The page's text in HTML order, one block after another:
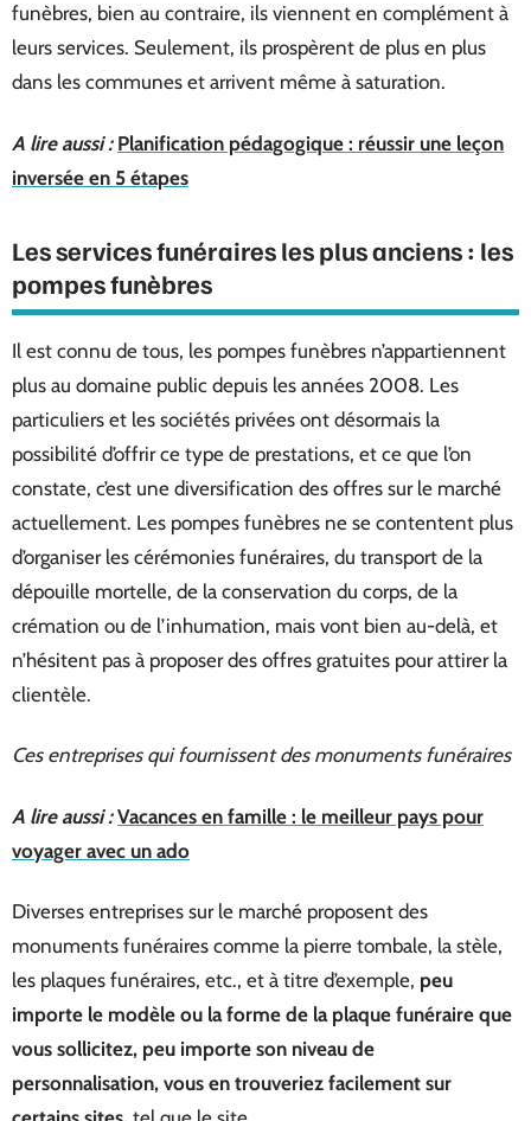
funèbres, bien au contraire, ils viennent en complément à
leurs services. Seulement, ils prospèrent de plus en plus
dans les communes et arrivent même à saturation.
A lire aussi : Planification pédagogique : réussir une leçon
inversée en 5 étapes
Les services funéraires les plus anciens : les
pompes funèbres
Il est connu de tous, les pompes funèbres n’appartiennent
plus au domaine public depuis les années 2008. Les
particuliers et les sociétés privées ont désormais la
possibilité d’offrir ce type de prestations, et ce que l’on
constate, c’est une diversification des offres sur le marché
actuellement. Les pompes funèbres ne se contentent plus
d’organiser les cérémonies funéraires, du transport de la
dépouille mortelle, de la conservation du corps, de la
crémation ou de l’inhumation, mais vont bien au-delà, et
n’hésitent pas à proposer des offres gratuites pour attirer la
clientèle.
Ces entreprises qui fournissent des monuments funéraires
A lire aussi : Vacances en famille : le meilleur pays pour
voyager avec un ado
Diverses entreprises sur le marché proposent des
monuments funéraires comme la pierre tombale, la stèle,
les plaques funéraires, etc., et à titre d’exemple, peu
importe le modèle ou la forme de la plaque funéraire que
vous sollicitez, peu importe son niveau de
personnalisation, vous en trouveriez facilement sur